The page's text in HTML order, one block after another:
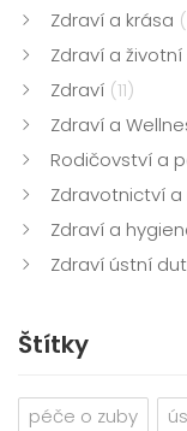
Zdraví a krása
Zdraví a životní
Zdraví (11)
Zdraví a
Rodičovství a
Zdravotnictví
Zdraví a
Zdraví ústní
Štítky
péče o zuby